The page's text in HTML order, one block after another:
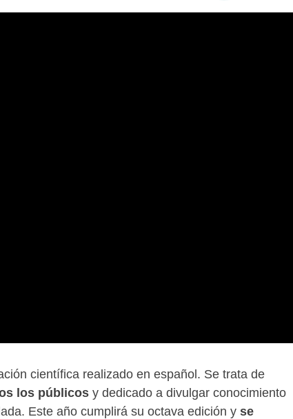
científica realizado en español. Se trata de
los públicos y dedicado a divulgar conocimiento
Este año cumplirá su octava edición y se